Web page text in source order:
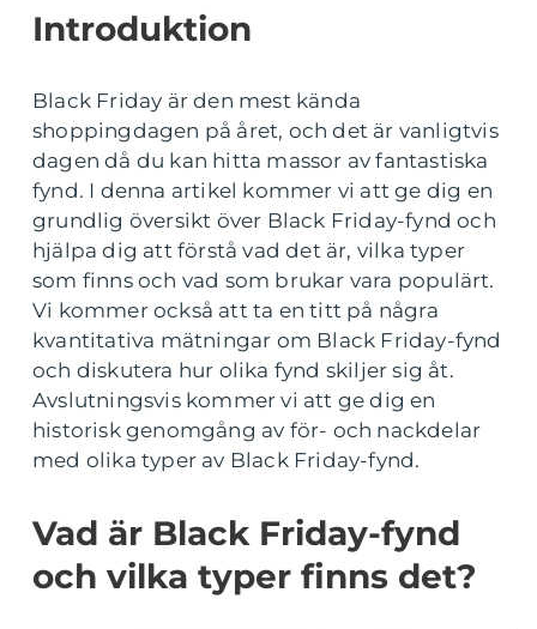
Introduktion
Black Friday är den mest kända
shoppingdagen på året, och det är vanligtvis
dagen då du kan hitta massor av fantastiska
fynd. I denna artikel kommer vi att ge dig en
grundlig översikt över Black Friday-fynd och
hjälpa dig att förstå vad det är, vilka typer
som finns och vad som brukar vara populärt.
Vi kommer också att ta en titt på några
kvantitativa mätningar om Black Friday-fynd
och diskutera hur olika fynd skiljer sig åt.
Avslutningsvis kommer vi att ge dig en
historisk genomgång av för- och nackdelar
med olika typer av Black Friday-fynd.
Vad är Black Friday-fynd
och vilka typer finns det?